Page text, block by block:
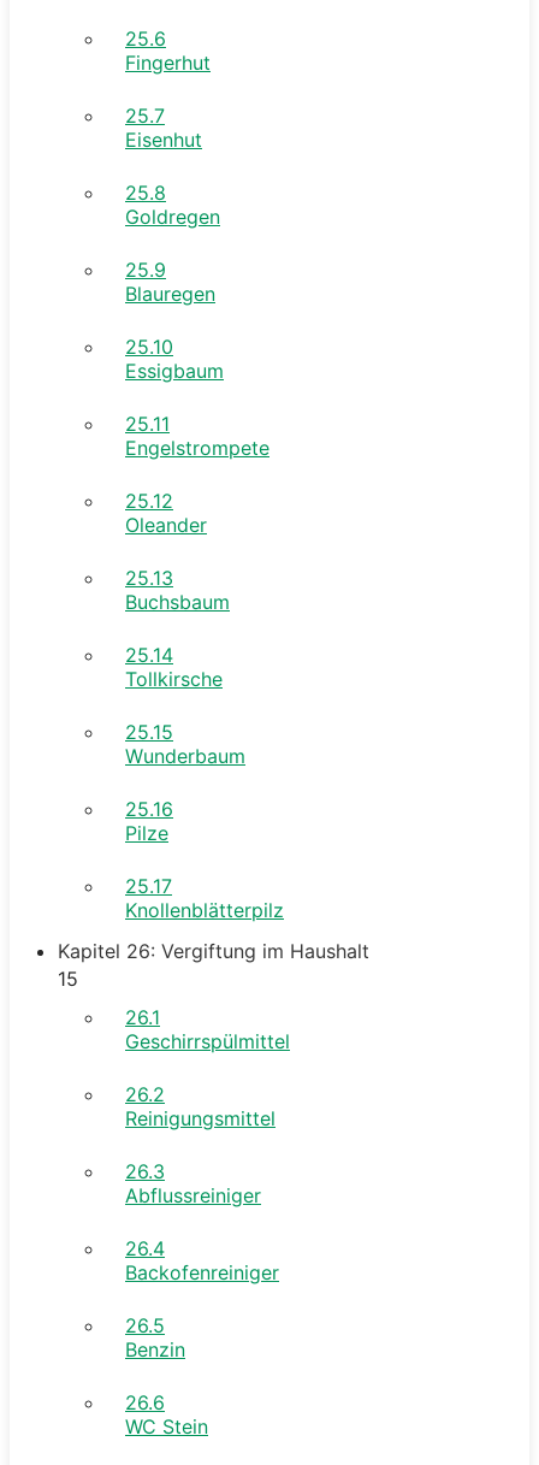
25.6
Fingerhut
25.7
Eisenhut
25.8
Goldregen
25.9
Blauregen
25.10
Essigbaum
25.11
Engelstrompete
25.12
Oleander
25.13
Buchsbaum
25.14
Tollkirsche
25.15
Wunderbaum
25.16
Pilze
25.17
Knollenblätterpilz
Kapitel 26: Vergiftung im Haushalt
15
26.1
Geschirrspülmittel
26.2
Reinigungsmittel
26.3
Abflussreiniger
26.4
Backofenreiniger
26.5
Benzin
26.6
WC Stein